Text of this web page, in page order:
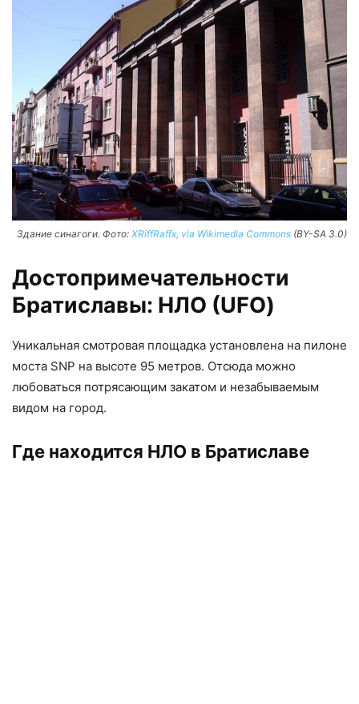
Здание синагоги. Фото: XRiffRaffx, via Wikimedia Commons (BY-SA 3.0)
Достопримечательности
Братиславы: НЛО (UFO)
Уникальная смотровая площадка установлена на пилоне
моста SNP на высоте 95 метров. Отсюда можно
любоваться потрясающим закатом и незабываемым
видом на город.
Где находится НЛО в Братиславе